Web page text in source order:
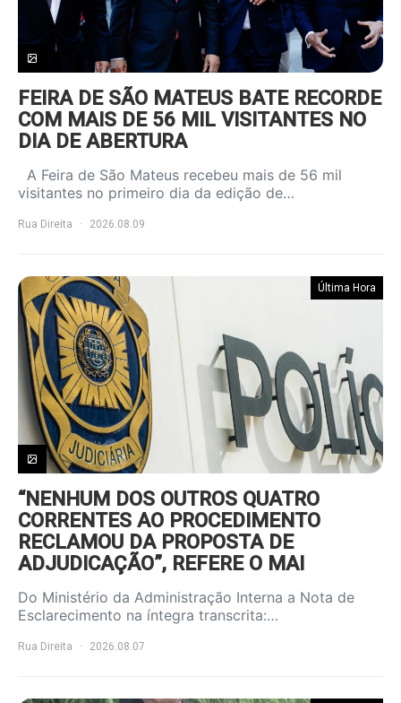
FEIRA DE SÃO MATEUS BATE RECORDE
COM MAIS DE 56 MIL VISITANTES NO
DIA DE ABERTURA
A Feira de São Mateus recebeu mais de 56 mil
visitantes no primeiro dia da edição de…
Rua Direita 2026.08.09
Última Hora
“NENHUM DOS OUTROS QUATRO
CORRENTES AO PROCEDIMENTO
RECLAMOU DA PROPOSTA DE
ADJUDICAÇÃO”, REFERE O MAI
Do Ministério da Administração Interna a Nota de
Esclarecimento na íntegra transcrita:…
Rua Direita 2026.08.07